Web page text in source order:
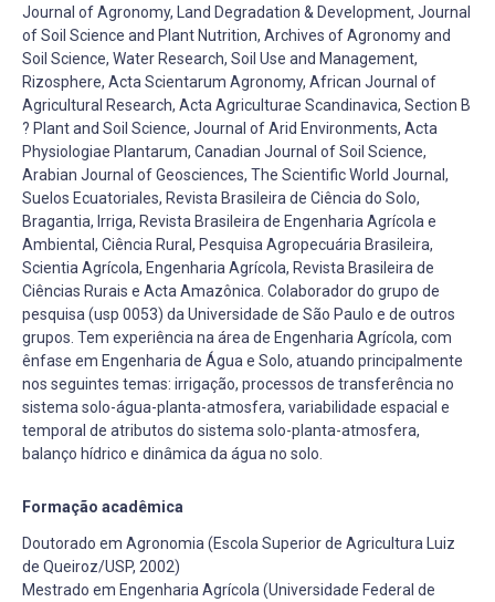
Journal of Agronomy, Land Degradation & Development, Journal
of Soil Science and Plant Nutrition, Archives of Agronomy and
Soil Science, Water Research, Soil Use and Management,
Rizosphere, Acta Scientarum Agronomy, African Journal of
Agricultural Research, Acta Agriculturae Scandinavica, Section B
? Plant and Soil Science, Journal of Arid Environments, Acta
Physiologiae Plantarum, Canadian Journal of Soil Science,
Arabian Journal of Geosciences, The Scientific World Journal,
Suelos Ecuatoriales, Revista Brasileira de Ciência do Solo,
Bragantia, Irriga, Revista Brasileira de Engenharia Agrícola e
Ambiental, Ciência Rural, Pesquisa Agropecuária Brasileira,
Scientia Agrícola, Engenharia Agrícola, Revista Brasileira de
Ciências Rurais e Acta Amazônica. Colaborador do grupo de
pesquisa (usp 0053) da Universidade de São Paulo e de outros
grupos. Tem experiência na área de Engenharia Agrícola, com
ênfase em Engenharia de Água e Solo, atuando principalmente
nos seguintes temas: irrigação, processos de transferência no
sistema solo-água-planta-atmosfera, variabilidade espacial e
temporal de atributos do sistema solo-planta-atmosfera,
balanço hídrico e dinâmica da água no solo.
Formação acadêmica
Doutorado em Agronomia (Escola Superior de Agricultura Luiz
de Queiroz/USP, 2002)
Mestrado em Engenharia Agrícola (Universidade Federal de